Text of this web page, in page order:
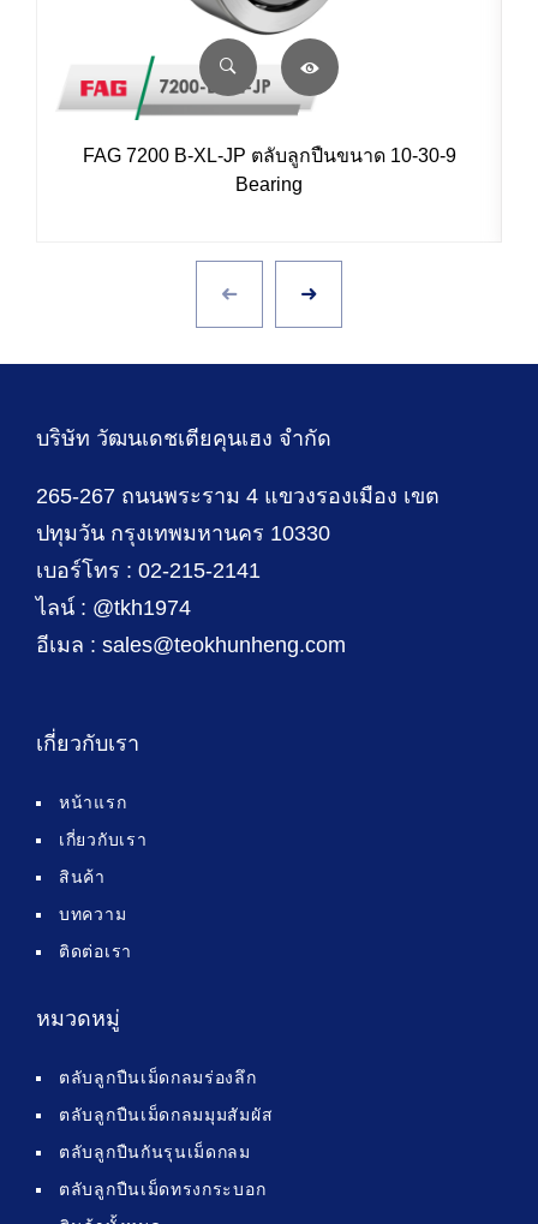
FAG 7200 B-XL-JP ตลับลูกปืนขนาด 10-30-9
Bearing
บริษัท วัฒนเดชเตียคุนเฮง จำกัด
265-267 ถนนพระราม 4 แขวงรองเมือง เขต
ปทุมวัน กรุงเทพมหานคร 10330
เบอร์โทร : 02-215-2141
ไลน์ : @tkh1974
อีเมล : sales@teokhunheng.com
เกี่ยวกับเรา
หน้าแรก
เกี่ยวกับเรา
สินค้า
บทความ
ติดต่อเรา
หมวดหมู่
ตลับลูกปืนเม็ดกลมร่องลึก
ตลับลูกปืนเม็ดกลมมุมสัมผัส
ตลับลูกปืนกันรุนเม็ดกลม
ตลับลูกปืนเม็ดทรงกระบอก